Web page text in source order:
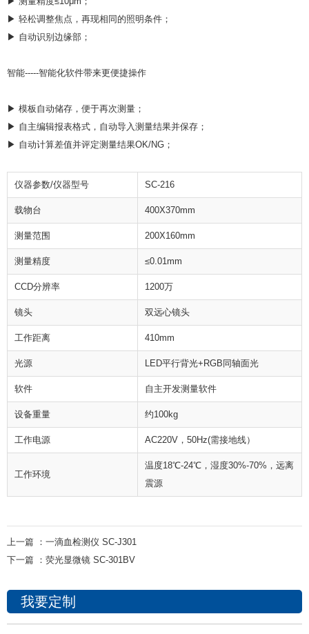
▶ 轻松调整焦点，再现相同的照明条件；
▶ 自动识别边缘部；
智能-----智能化软件带来更便捷操作
▶ 模板自动储存，便于再次测量；
▶ 自主编辑报表格式，自动导入测量结果并保存；
▶ 自动计算差值并评定测量结果OK/NG；
仪器参数/仪器型号 SC-216
载物台 400X370mm
测量范围 200X160mm
测量精度 ≤0.01mm
CCD分辨率 1200万
镜头 双远心镜头
工作距离 410mm
光源 LED平行背光+RGB同轴面光
软件 自主开发测量软件
设备重量 约100kg
工作电源 AC220V，50Hz(需接地线）
工作环境
温度18℃-24℃，湿度30%-70%，远离
震源
上一篇 ： 一滴血检测仪 SC-J301
下一篇 ： 荧光显微镜 SC-301BV
我要定制